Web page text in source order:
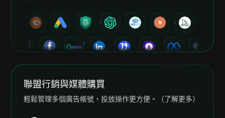
聯盟行銷與媒體購買
輕鬆管理多個廣告帳號，投放操作更方便。（了解更多）